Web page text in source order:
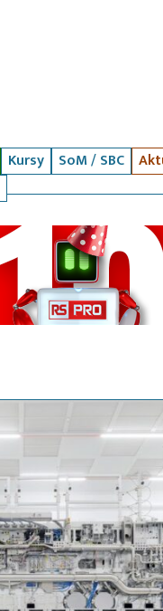
Kursy SoM / SBC